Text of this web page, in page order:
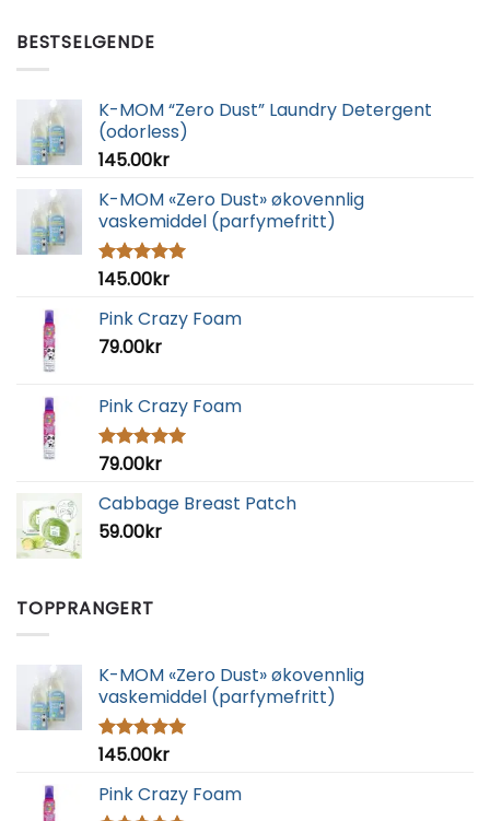
BESTSELGENDE
K-MOM “Zero Dust” Laundry Detergent
(odorless)
145.00kr
K-MOM «Zero Dust» økovennlig
vaskemiddel (parfymefritt)
Vurdert
145.00kr
Pink Crazy Foam
79.00kr
Pink Crazy Foam
Vurdert
79.00kr
Cabbage Breast Patch
59.00kr
TOPPRANGERT
K-MOM «Zero Dust» økovennlig
vaskemiddel (parfymefritt)
Vurdert
145.00kr
Pink Crazy Foam